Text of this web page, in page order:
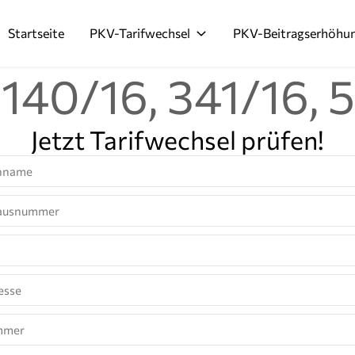
Startseite PKV-Tarifwechsel PKV-
16, 341/16,
Jetzt Tarifwechsel prüfen!